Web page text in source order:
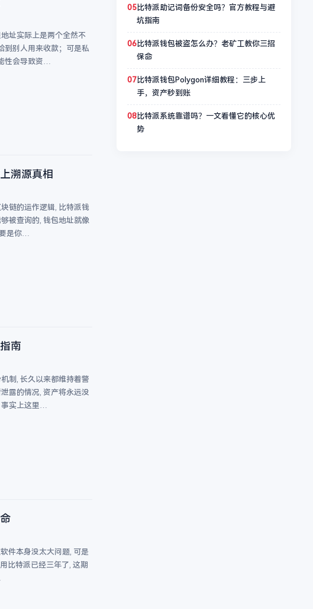
址实际上是两个全然不
到别人用来收款；可是私
性会导致资…
溯源真相
链的运作逻辑, 比特派钱
被查询的, 钱包地址就像
是你…
南
制, 长久以来都维持着警
露的情况, 资产将永远没
事实上这里…
件本身没太大问题, 可是
比特派已经三年了, 这期
05比特派助记词备份安全吗？官方教程与避
坑指南
06比特派钱包被盗怎么办？老矿工教你三招
保命
07比特派钱包Polygon详细教程：三步上
手，资产秒到账
08比特派系统靠谱吗？一文看懂它的核心优
势